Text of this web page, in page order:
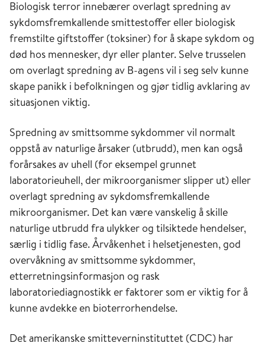
Biologisk terror innebærer overlagt spredning av
sykdomsfremkallende smittestoffer eller biologisk
fremstilte giftstoffer (toksiner) for å skape sykdom og
død hos mennesker, dyr eller planter. Selve trusselen
om overlagt spredning av B-agens vil i seg selv kunne
skape panikk i befolkningen og gjør tidlig avklaring av
situasjonen viktig.
Spredning av smittsomme sykdommer vil normalt
oppstå av naturlige årsaker (utbrudd), men kan også
forårsakes av uhell (for eksempel grunnet
laboratorieuhell, der mikroorganismer slipper ut) eller
overlagt spredning av sykdomsfremkallende
mikroorganismer. Det kan være vanskelig å skille
naturlige utbrudd fra ulykker og tilsiktede hendelser,
særlig i tidlig fase. Årvåkenhet i helsetjenesten, god
overvåkning av smittsomme sykdommer,
etterretningsinformasjon og rask
laboratoriediagnostikk er faktorer som er viktig for å
kunne avdekke en bioterrorhendelse.
Det amerikanske smitteverninstituttet (CDC) har